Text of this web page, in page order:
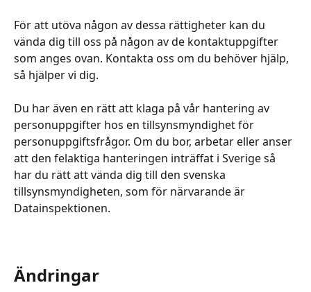
För att utöva någon av dessa rättigheter kan du
vända dig till oss på någon av de kontaktuppgifter
som anges ovan. Kontakta oss om du behöver hjälp,
så hjälper vi dig.
Du har även en rätt att klaga på vår hantering av
personuppgifter hos en tillsynsmyndighet för
personuppgiftsfrågor. Om du bor, arbetar eller anser
att den felaktiga hanteringen inträffat i Sverige så
har du rätt att vända dig till den svenska
tillsynsmyndigheten, som för närvarande är
Datainspektionen.
Ändringar